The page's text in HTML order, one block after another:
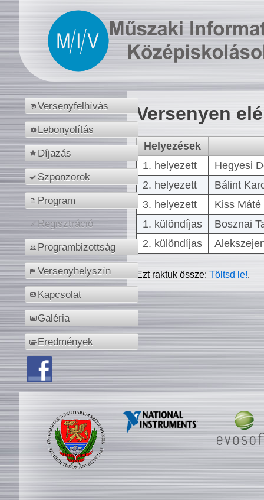
Versenyfelhívás
Lebonyolítás
Díjazás
Szponzorok
Program
Regisztráció
Programbizottság
Versenyhelyszín
Kapcsolat
Galéria
Eredmények
Versenyen
Helyezések
1. helyezett
Hegyesi
2. helyezett
Bálint
3. helyezett
Kiss
1. különdíjas
Bosznai
2. különdíjas
Ezt raktuk össze:Töltsd le!.